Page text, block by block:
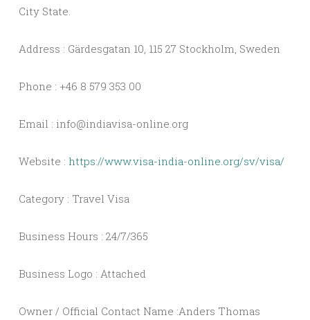
City State.
Address : Gärdesgatan 10, 115 27 Stockholm, Sweden
Phone : +46 8 579 353 00
Email : info@indiavisa-online.org
Website : https://www.visa-india-online.org/sv/visa/
Category : Travel Visa
Business Hours : 24/7/365
Business Logo : Attached
Owner / Official Contact Name :Anders Thomas